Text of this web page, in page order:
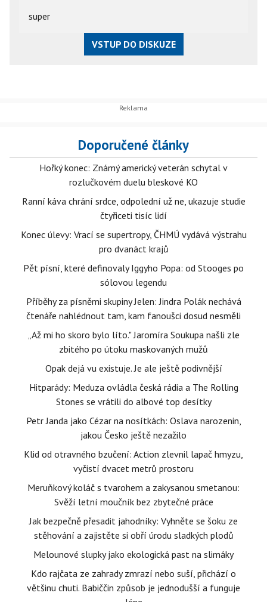
super
VSTUP DO DISKUZE
Doporučené články
Hořký konec: Známý americký veterán schytal v
rozlučkovém duelu bleskové KO
Ranní káva chrání srdce, odpolední už ne, ukazuje studie
čtyřiceti tisíc lidí
Konec úlevy: Vrací se supertropy, ČHMÚ vydává výstrahu
pro dvanáct krajů
Pět písní, které definovaly Iggyho Popa: od Stooges po
sólovou legendu
Příběhy za písněmi skupiny Jelen: Jindra Polák nechává
čtenáře nahlédnout tam, kam fanoušci dosud nesměli
„Až mi ho skoro bylo líto." Jaromíra Soukupa našli zle
zbitého po útoku maskovaných mužů
Opak dejá vu existuje. Je ale ještě podivnější
Hitparády: Meduza ovládla česká rádia a The Rolling
Stones se vrátili do albové top desítky
Petr Janda jako Cézar na nosítkách: Oslava narozenin,
jakou Česko ještě nezažilo
Klid od otravného bzučení: Action zlevnil lapač hmyzu,
vyčistí dvacet metrů prostoru
Meruňkový koláč s tvarohem a zakysanou smetanou:
Svěží letní moučník bez zbytečné práce
Jak bezpečně přesadit jahodníky: Vyhněte se šoku ze
stěhování a zajistěte si obří úrodu sladkých plodů
Melounové slupky jako ekologická past na slimáky
Kdo rajčata ze zahrady zmrazí nebo suší, přichází o
většinu chuti. Babiččin způsob je jednodušší a funguje